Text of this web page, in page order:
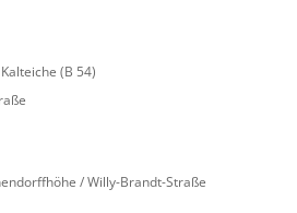
(B 54)
/ Willy-Brandt-Straße